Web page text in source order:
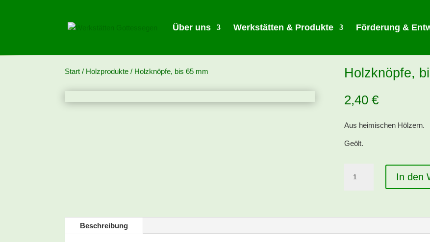
Über uns Werkstätten & Produkte Förderung &
Start / Holzprodukte / Holzknöpfe, bis 65 mm
Holzknöpfe,
2,40 €
Aus heimischen Hölzern.
Geölt.
In den
Beschreibung